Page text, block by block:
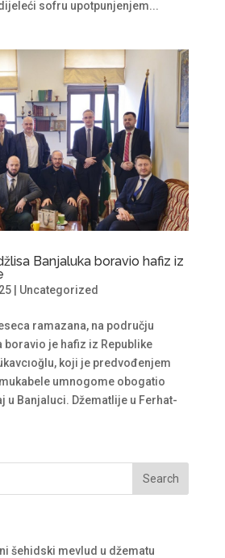
sofru upotpunjenjem...
Banjaluka boravio hafiz iz
| Uncategorized
ramazana, na području
boravio je hafiz iz Republike
koji je predvođenjem
umnogome obogatio
u Banjaluci. Džematlije u Ferhat-
šehidski mevlud u džematu